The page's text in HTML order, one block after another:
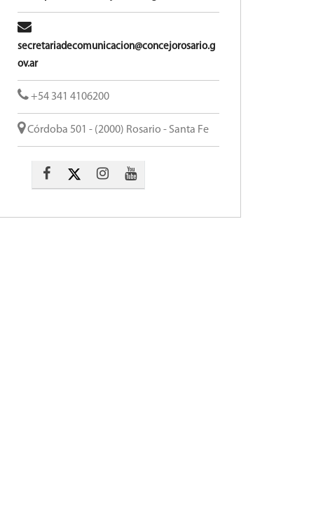
secretariadecomunicacion@concejorosario.g
ov.ar
+54 341 4106200
Córdoba 501 - (2000) Rosario - Santa Fe